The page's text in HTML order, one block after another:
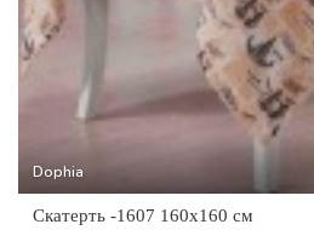
Dophia
Скатерть -1607 160x160 см